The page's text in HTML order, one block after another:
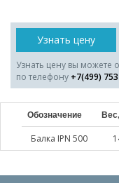
Узнать цену
Узнать цену вы можете
по телефону +7(499)
Обозначение
Балка IPN 500